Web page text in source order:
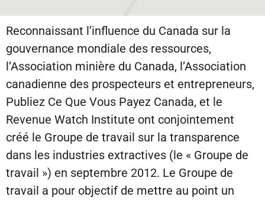
Reconnaissant l’influence du Canada sur la
gouvernance mondiale des ressources,
l’Association minière du Canada, l’Association
canadienne des prospecteurs et entrepreneurs,
Publiez Ce Que Vous Payez Canada, et le
Revenue Watch Institute ont conjointement
créé le Groupe de travail sur la transparence
dans les industries extractives (le « Groupe de
travail ») en septembre 2012. Le Groupe de
travail a pour objectif de mettre au point un